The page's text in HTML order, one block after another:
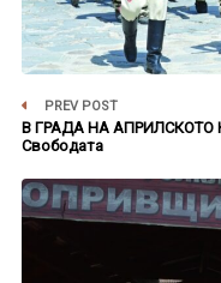
PREV POST
В ГРАДА НА АПРИЛСКОТО
Свободата